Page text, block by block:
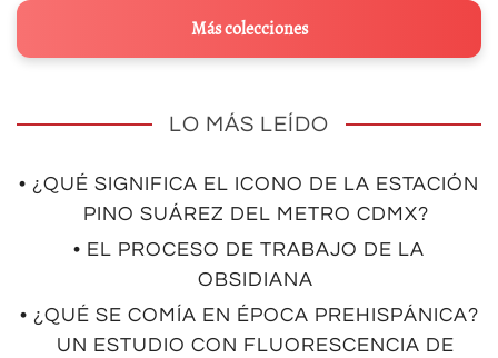
Más colecciones
LO MÁS LEÍDO
• ¿QUÉ SIGNIFICA EL ICONO DE LA ESTACIÓN
PINO SUÁREZ DEL METRO CDMX?
• EL PROCESO DE TRABAJO DE LA
OBSIDIANA
• ¿QUÉ SE COMÍA EN ÉPOCA PREHISPÁNICA?
UN ESTUDIO CON FLUORESCENCIA DE